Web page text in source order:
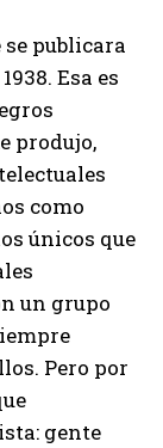
se publicara
Esa es
produjo,
como
únicos que
un grupo
Pero por
gente